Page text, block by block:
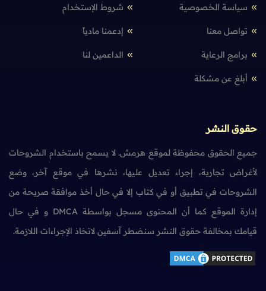
سياسة الخصوصية شروط الإستخدام
تواصل معنا إدعمنا مادياً
برامج الرعاية الداعمين لنا
أبلغ عن مشكلة
حقوق النشر
جميع الحقوق محفوظة لموقع هرمش. لا يسمح باستخدام الشروحات
لأغراض تجارية، إجراء تعديل عليها، نشرها في موقع آخر، وضع
الشروحات في تطبيق أو في كتاب إلا في حال أخذ موافقة صريحة من
إدارة الموقع كما أن المحتوى مسجل بواسطة DMCA و في حال
قيامك بمخالفة حقوق النشر سنضطر آسفين لاتخاذ الإجراءات اللازمة.